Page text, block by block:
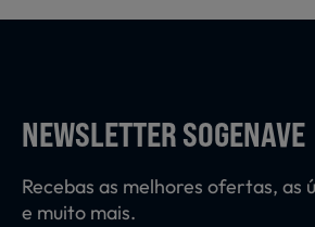
Mercearia
NEWSLETTER SOGENAVE
Recebas as melhores ofertas, as
e muito mais.